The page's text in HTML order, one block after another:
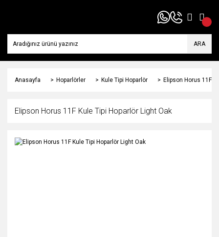
ARA
Anasayfa Hoparlörler Kule Tipi Hoparlör Elipson Horus 11F
Elipson Horus 11F Kule Tipi Hoparlör Light Oak